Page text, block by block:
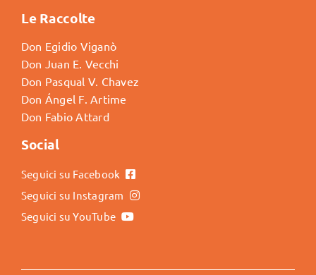
Le Raccolte
Don Egidio Viganò
Don Juan E. Vecchi
Don Pasqual V. Chavez
Don Ángel F. Artime
Don Fabio Attard
Social
Seguici su Facebook
Seguici su Instagram
Seguici su YouTube